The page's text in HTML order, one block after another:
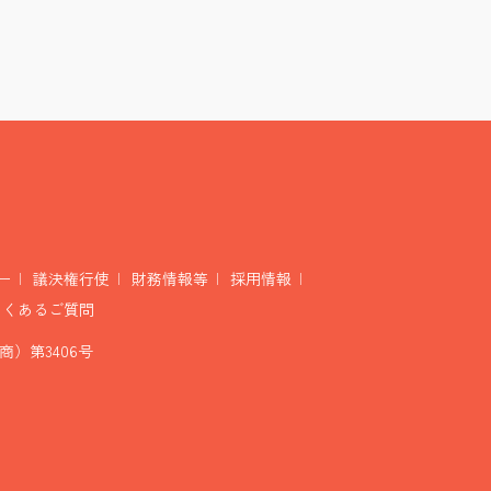
議決権行使 財務情報等
採用情報
あるご質問
）第3406号